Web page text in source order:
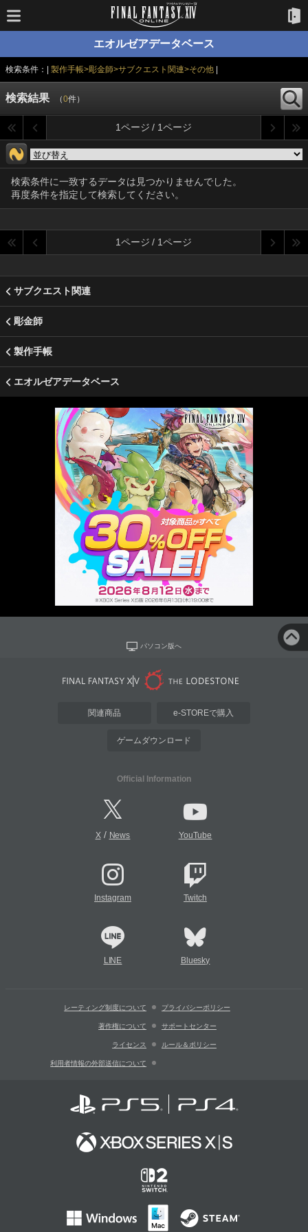
エオルゼアデータベース
検索条件：| 製作手帳>彫金師>サブクエスト関連>その他|
検索結果 （0件）
1ページ / 1ページ
検索条件に一致するデータは見つかりませんでした。
再度条件を指定して検索してください。
1ページ / 1ページ
サブクエスト関連
彫金師
製作手帳
エオルゼアデータベース
パソコン版へ
関連商品 e-STOREで購入
ゲームダウンロード
Official Information
X/ News YouTube
Instagram Twitch
LINE Bluesky
レーティング制度について プライバシーポリシー
著作権について サポートセンター
ライセンス ルール＆ポリシー
利用者情報の外部送信について